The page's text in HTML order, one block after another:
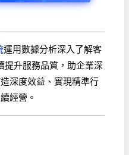
運用數據分析深入了解客
提升服務品質，助企業深
深度效益、實現精準行
經營。